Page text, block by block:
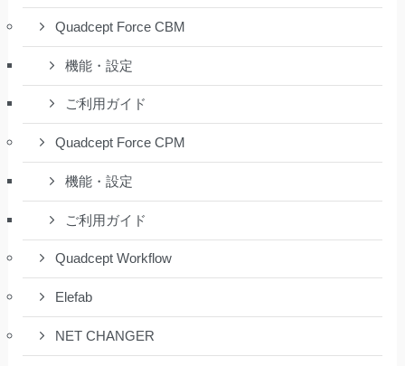
Quadcept Force CBM
機能・設定
ご利用ガイド
Quadcept Force CPM
機能・設定
ご利用ガイド
Quadcept Workflow
Elefab
NET CHANGER